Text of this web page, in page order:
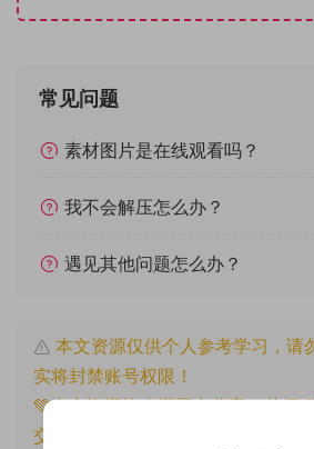
常见问题
素材图片是在线观看吗？
我不会解压怎么办？
遇见其他问题怎么办？
本文资源仅供个人参考学习，请
实将封禁账号权限！
💚本文资源均来源网友分享，若侵
交工单处理。